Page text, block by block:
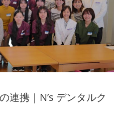
連携｜N’s デンタルク